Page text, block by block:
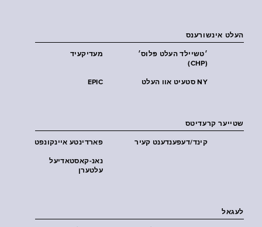
העלט אינשורענס
מעדיקעיד
׳טשיילד העלט פּלוס׳
(CHP)
EPIC NY סטעיט אוו העלט
שטייער קרעדיטס
פארדינטע איינקונפט קינד/דעפענדענט קעיר
נאנ-קאסטאדיעל
עלטערן
לעגאל